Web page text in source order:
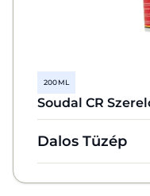
200 ML
Soudal CR
Dalos Tüzép